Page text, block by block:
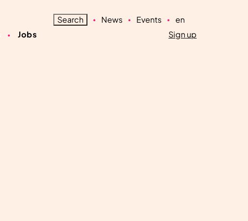
Search News Events
en
Jobs Sign up